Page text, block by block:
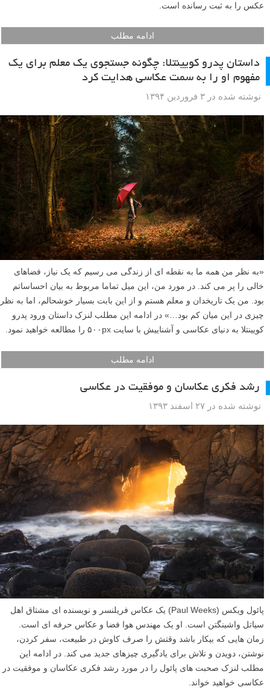
عکس را به ثبت رسانده است.
ادامه مطلب
داستان پدرو کویینتلا: چگونه جستجوی یک معلم برای یک
مفهوم او را به سمت عکاسی هدایت کرد
نوشته شده در ۳ فروردین ۱۳۹۴
«به نظر من همه ما به نقطه ای از زندگی می رسیم که یک نیاز، فضاهای
خالی را پر می کند. در مورد من، این میل تماما مربوط به بیان احساساتم
بود. من یک تاریخدان و معلم هستم و از این بابت بسیار خوشحالم، اما به نظر
چیزی در این میان کم بود…» در ادامه این مطلب لنزک داستان ورود پدرو
کویینتلا به دنیای عکاسی و آشناییش با سایت ۵۰۰px را مطالعه خواهید نمود.
ادامه مطلب
رشد فکری عکاسان و موفقیت در عکاسی
نوشته شده در ۲۷ اسفند ۱۳۹۳
پائول ویکس (Paul Weeks) یک عکاس فریلنسر و نویسنده ای مشتاق اهل
سیاتل واشینگتن است. او یک مهندس هوا فضا و عکاس حرفه ای است.
زمان هایی که بیکار باشد وقتش را صرف کاوش در طبیعت، سفر کردن،
نوشتن، دویدن و تلاش برای یادگیری چیزهای جدید می کند. در ادامه این
مطلب لنزک صحبت های پائول را در مورد رشد فکری عکاسان و موفقیت در
عکاسی خواهید خواند.